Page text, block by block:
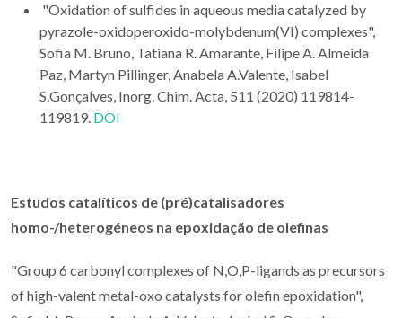
"Oxidation of sulfides in aqueous media catalyzed by
pyrazole-oxidoperoxido-molybdenum(VI) complexes",
Sofia M. Bruno, Tatiana R. Amarante, Filipe A. Almeida
Paz, Martyn Pillinger, Anabela A.Valente, Isabel
S.Gonçalves, Inorg. Chim. Acta, 511 (2020) 119814-
119819. DOI
Estudos catalíticos de (pré)catalisadores
homo-/heterogéneos na epoxidação de olefinas
"Group 6 carbonyl complexes of N,O,P-ligands as precursors
of high-valent metal-oxo catalysts for olefin epoxidation",